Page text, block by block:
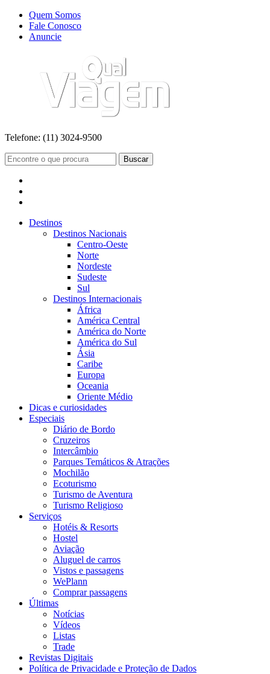
Quem Somos
Fale Conosco
Anuncie
Telefone: (11) 3024-9500
Buscar
Destinos
Destinos Nacionais
Centro-Oeste
Norte
Nordeste
Sudeste
Sul
Destinos Internacionais
África
América Central
América do Norte
América do Sul
Ásia
Caribe
Europa
Oceania
Oriente Médio
Dicas e curiosidades
Especiais
Diário de Bordo
Cruzeiros
Intercâmbio
Parques Temáticos & Atrações
Mochilão
Ecoturismo
Turismo de Aventura
Turismo Religioso
Serviços
Hotéis & Resorts
Hostel
Aviação
Aluguel de carros
Vistos e passagens
WePlann
Comprar passagens
Últimas
Notícias
Vídeos
Listas
Trade
Revistas Digitais
Política de Privacidade e Proteção de Dados